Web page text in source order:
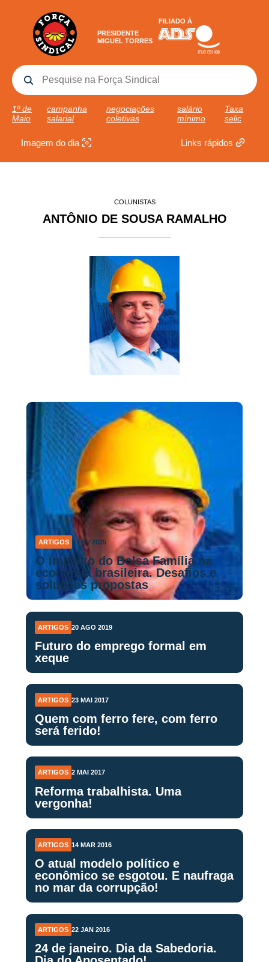
PRESIDENTE
MIGUEL TORRES
FILIADO À
1º de
Maio
campanha
salarial
negociações
coletivas
salário
mínimo
Taxa
selic
Imagem do dia Links rápidos
COLUNISTAS
ANTÔNIO DE SOUSA RAMALHO
ARTIGOS 4 FEV 2025
O impacto do Bolsa Família na
economia brasileira. Desafios e
soluções propostas
ARTIGOS 20 AGO 2019
Futuro do emprego formal em
xeque
ARTIGOS 23 MAI 2017
Quem com ferro fere, com ferro
será ferido!
ARTIGOS 2 MAI 2017
Reforma trabalhista. Uma
vergonha!
ARTIGOS 14 MAR 2016
O atual modelo político e
econômico se esgotou. E naufraga
no mar da corrupção!
ARTIGOS 22 JAN 2016
24 de janeiro. Dia da Sabedoria.